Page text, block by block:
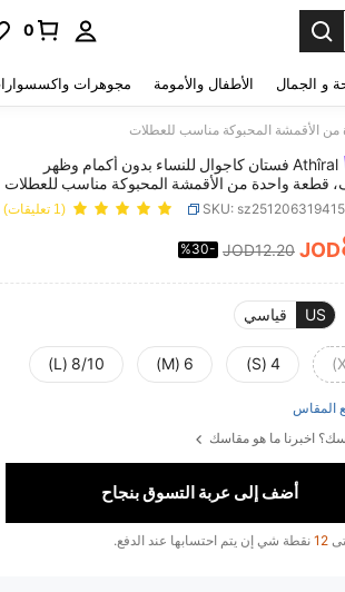
0
و الجمال الأطفال والأمومة مجوهرات
Athîral فستان كاجوال للنساء بدون أكمام وظهر
قطعة واحدة من الأقمشة المحبوكة مناسب للعطلات
SKU: (1 تعليقات)
PRICE AND JOD
JOD12.20
%30-
US قياسي
4 (S)
6 (M)
8/10 (L)
المقاس
اخبرنا ما هو مقاسك
أضف إلى عربة التسوق بنجاح
12 نقطة شي إن يتم احتسابها عند الدفع.